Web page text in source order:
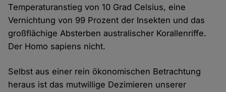
Temperaturanstieg von 10 Grad Celsius, eine
Vernichtung von 99 Prozent der Insekten und das
großflächige Absterben australischer Korallenriffe.
Der Homo sapiens nicht.
Selbst aus einer rein ökonomischen Betrachtung
heraus ist das mutwillige Dezimieren unserer